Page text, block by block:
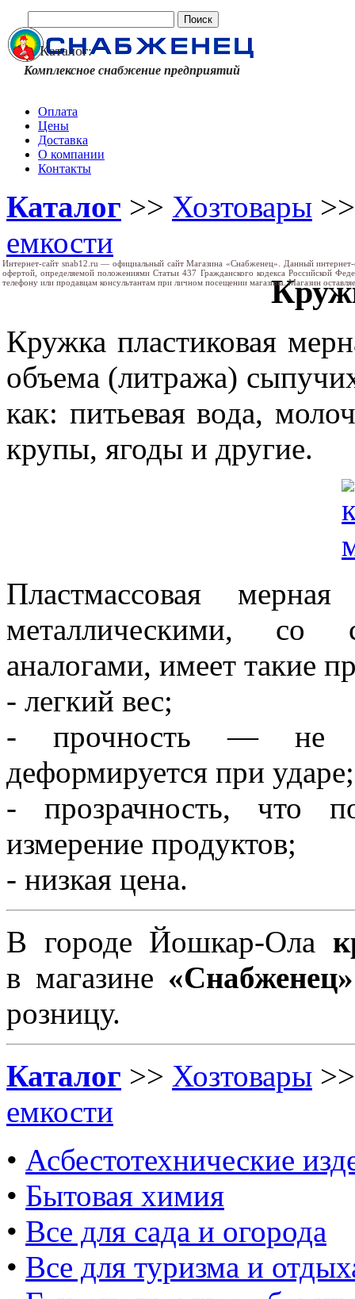
Оплата
Цены
Доставка
О компании
Контакты
Комплексное снабжение предприятий
Каталог >> Хозтовары
емкости
Кружка пластиковая
объема (литража)
как: питьевая вода,
крупы, ягоды и другие.
Пластмассовая
металлическими, со
аналогами, имеет такие
- легкий вес;
- прочность — не
деформируется при ударе;
- прозрачность, что
измерение продуктов;
- низкая цена.
В городе Йошкар-Ола
в магазине «Снабженец»
розницу.
Каталог >> Хозтовары
емкости
Каталог:
• Асбестотехнические
• Бытовая химия
• Все для сада и огорода
• Все для туризма и
Интернет-сайт snab12.ru — официальный сайт Магазина «Снабженец». Данный
офертой, определяемой положениями Статьи 437 Гражданского кодекса Российской
телефону или продавцам консультантам при личном посещении магазина. Магазин